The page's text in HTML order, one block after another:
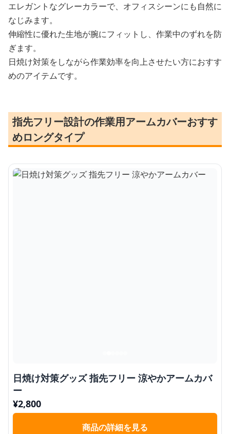
エレガントなグレーカラーで、オフィスシーンにも自然に
なじみます。
伸縮性に優れた生地が腕にフィットし、作業中のずれを防
ぎます。
日焼け対策をしながら作業効率を向上させたい方におすす
めのアイテムです。
指先フリー設計の作業用アームカバーおすす
めロングタイプ
日焼け対策グッズ 指先フリー 涼やかアームカバ
ー
¥2,800
商品の詳細を見る